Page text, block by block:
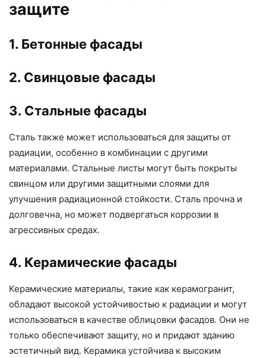
защите
1. Бетонные фасады
2. Свинцовые фасады
3. Стальные фасады
Сталь также может использоваться для защиты от
радиации, особенно в комбинации с другими
материалами. Стальные листы могут быть покрыты
свинцом или другими защитными слоями для
улучшения радиационной стойкости. Сталь прочна и
долговечна, но может подвергаться коррозии в
агрессивных средах.
4. Керамические фасады
Керамические материалы, такие как керамогранит,
обладают высокой устойчивостью к радиации и могут
использоваться в качестве облицовки фасадов. Они не
только обеспечивают защиту, но и придают зданию
эстетичный вид. Керамика устойчива к высоким